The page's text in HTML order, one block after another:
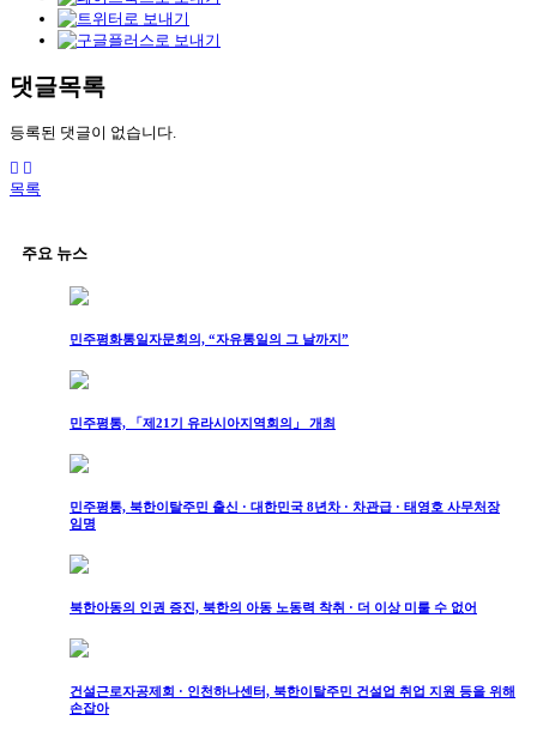
댓글목록
등록된 댓글이 없습니다.
목록
주요 뉴스
민주평화통일자문회의, “자유통일의 그 날까지”
민주평통, 「제21기 유라시아지역회의」 개최
민주평통, 북한이탈주민 출신 · 대한민국 8년차 · 차관급 · 태영호 사무처장
임명
북한아동의 인권 증진, 북한의 아동 노동력 착취 · 더 이상 미룰 수 없어
건설근로자공제회 · 인천하나센터, 북한이탈주민 건설업 취업 지원 등을 위해
손잡아